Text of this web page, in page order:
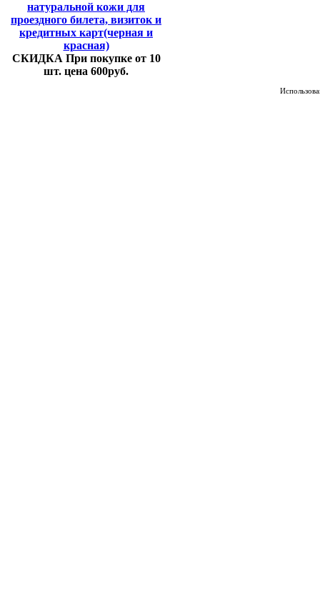
натуральной кожи для
проездного билета, визиток и
кредитных карт(черная и
красная)
СКИДКА При покупке от 10
шт. цена 600руб.